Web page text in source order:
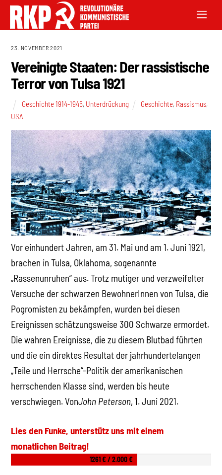
23. NOVEMBER 2021
Vereinigte Staaten: Der rassistische
Terror von Tulsa 1921
Geschichte 1914-1945, Unterdrückung Geschichte, Rassismus,
USA
Vor einhundert Jahren, am 31. Mai und am 1. Juni 1921,
brachen in Tulsa, Oklahoma, sogenannte
„Rassenunruhen“ aus. Trotz mutiger und verzweifelter
Versuche der schwarzen BewohnerInnen von Tulsa, die
Pogromisten zu bekämpfen, wurden bei diesen
Ereignissen schätzungsweise 300 Schwarze ermordet.
Die wahren Ereignisse, die zu diesem Blutbad führten
und die ein direktes Resultat der jahrhundertelangen
„Teile und Herrsche“-Politik der amerikanischen
herrschenden Klasse sind, werden bis heute
verschwiegen. VonJohn Peterson, 1. Juni 2021.
Lies den Funke, unterstütz uns mit einem
monatlichen Beitrag!
1261 € / 2.000 €